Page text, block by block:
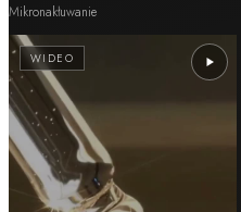
Mikronakłuwanie
WIDEO